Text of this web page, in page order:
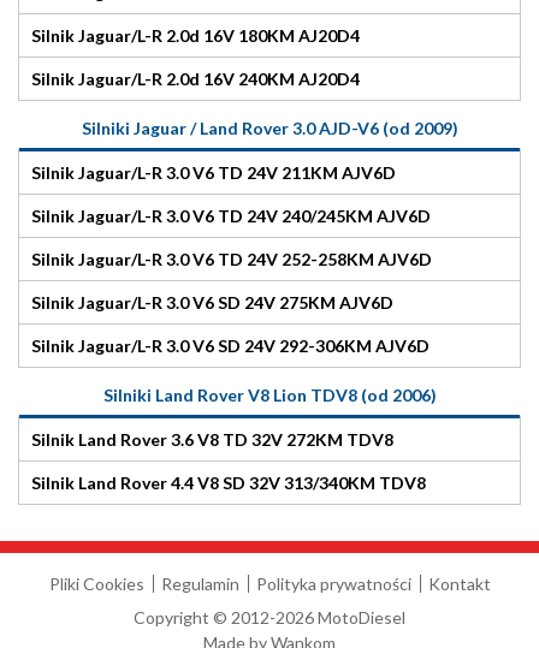
Silnik Jaguar/L-R 2.0d 16V 180KM AJ20D4
Silnik Jaguar/L-R 2.0d 16V 240KM AJ20D4
Silniki Jaguar / Land Rover 3.0 AJD-V6 (od 2009)
Silnik Jaguar/L-R 3.0 V6 TD 24V 211KM AJV6D
Silnik Jaguar/L-R 3.0 V6 TD 24V 240/245KM AJV6D
Silnik Jaguar/L-R 3.0 V6 TD 24V 252-258KM AJV6D
Silnik Jaguar/L-R 3.0 V6 SD 24V 275KM AJV6D
Silnik Jaguar/L-R 3.0 V6 SD 24V 292-306KM AJV6D
Silniki Land Rover V8 Lion TDV8 (od 2006)
Silnik Land Rover 3.6 V8 TD 32V 272KM TDV8
Silnik Land Rover 4.4 V8 SD 32V 313/340KM TDV8
Pliki Cookies Regulamin Polityka prywatności
Kontakt
Copyright © 2012-2026 MotoDiesel
Made byWankom